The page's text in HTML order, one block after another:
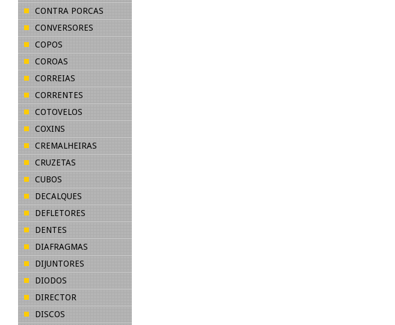
CONTRA PORCAS
CONVERSORES
COPOS
COROAS
CORREIAS
CORRENTES
COTOVELOS
COXINS
CREMALHEIRAS
CRUZETAS
CUBOS
DECALQUES
DEFLETORES
DENTES
DIAFRAGMAS
DIJUNTORES
DIODOS
DIRECTOR
DISCOS